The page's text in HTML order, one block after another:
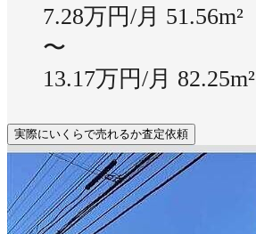
7.28万円/月 51.56m²
〜
13.17万円/月 82.25m²
実際にいくらで売れるか査定依頼